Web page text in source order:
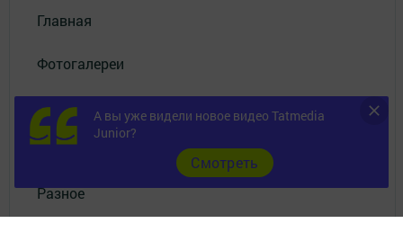
Главная
Фотогалереи
Опросы
Документы
Разное
А вы уже видели новое видео Tatmedia
Junior?
Cмотреть